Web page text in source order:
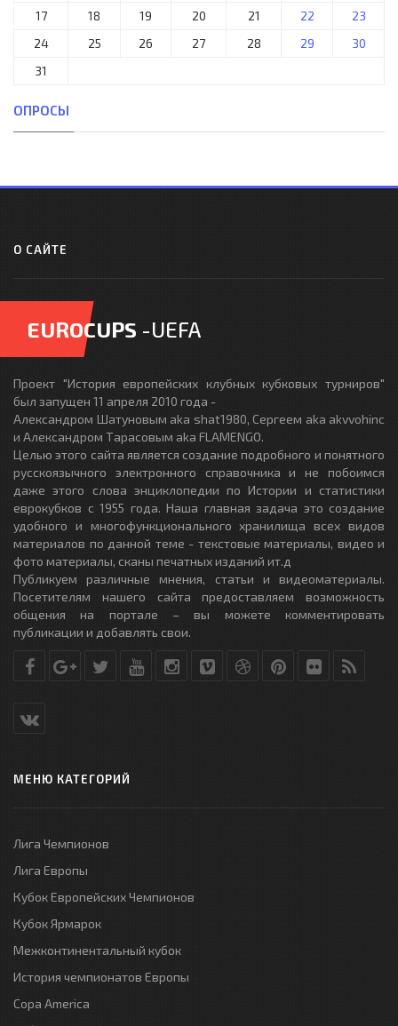
17
18 19 20 21 22
23
24
25 26 27 28 29
30
31
ОПРОСЫ
О САЙТЕ
EUROCUPS -UEFA
Проект "История европейских клубных кубковых турниров"
был запущен 11 апреля 2010 года -
Александром Шатуновым aka shat1980, Сергеем aka akvvohinc
и Александром Тарасовым aka FLAMENGO.
Целью этого сайта является создание подробного и понятного
русскоязычного электронного справочника и не побоимся
даже этого слова энциклопедии по Истории и статистики
еврокубков с 1955 года. Наша главная задача это создание
удобного и многофункционального хранилища всех видов
материалов по данной теме - текстовые материалы, видео и
фото материалы, сканы печатных изданий ит.д
Публикуем различные мнения, статьи и видеоматериалы.
Посетителям нашего сайта предоставляем возможность
общения на портале – вы можете комментировать
публикации и добавлять свои.
МЕНЮ КАТЕГОРИЙ
Лига Чемпионов
Лига Европы
Кубок Европейских Чемпионов
Кубок Ярмарок
Межконтинентальный кубок
История чемпионатов Европы
Copa America